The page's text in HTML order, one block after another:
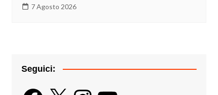
7 Agosto 2026
Seguici:
Facebook
X InstagramYouTube